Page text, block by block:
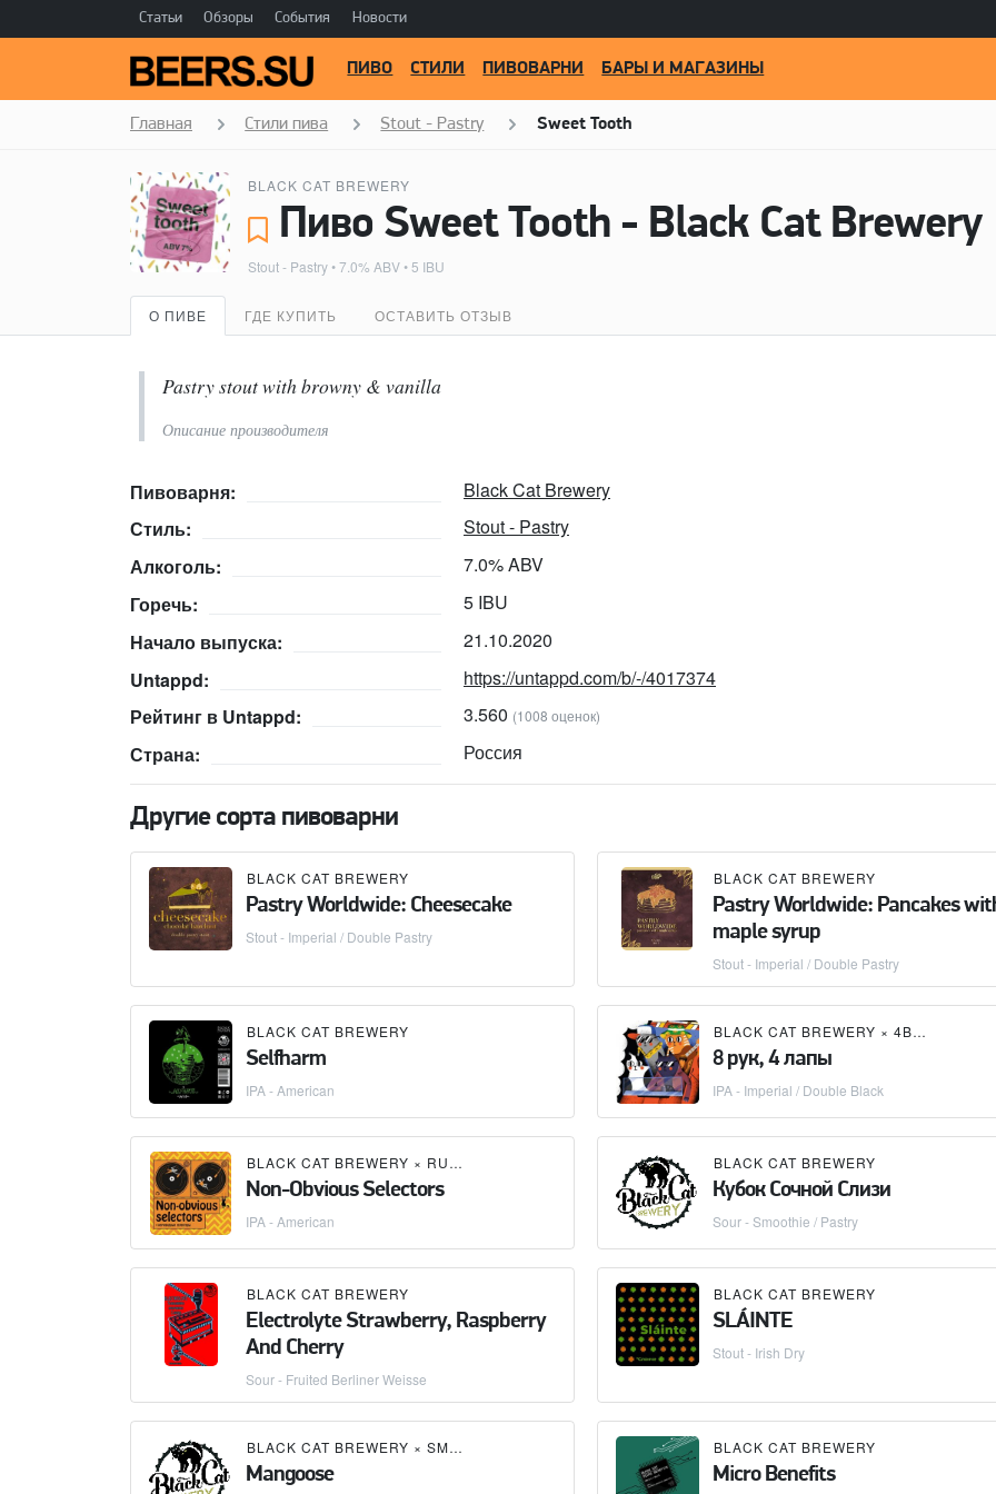
Статьи Обзоры События Новости
ПИВО СТИЛИ ПИВОВАРНИ БАРЫ И МАГАЗИНЫ
Главная Стили пива Stout - Pastry Sweet Tooth
BLACK CAT BREWERY
Пиво Sweet Tooth - Black Cat Brewery
Stout - Pastry• 7.0% ABV • 5 IBU
О ПИВЕ ГДЕ КУПИТЬ ОСТАВИТЬ ОТЗЫВ
Pastry stout with browny & vanilla
Описание производителя
Пивоварня:
Black Cat Brewery
Стиль:
Stout - Pastry
Алкоголь:
7.0% ABV
Горечь:
5 IBU
Начало выпуска:
21.10.2020
Untappd:
https://untappd.com/b/-/4017374
Рейтинг в Untappd:
3.560 (1008 оценок)
Страна: Россия
Другие сорта пивоварни
BLACK CAT BREWERY
Pastry Worldwide: Cheesecake
Stout - Imperial / Double Pastry
BLACK CAT BREWERY
Pastry Worldwide: Pancakes
maple syrup
Stout - Imperial / Double Pastry
BLACK CAT BREWERY
Selfharm
IPA - American
BLACK CAT BREWERY × 4BREWERS / 4 ПИВОВАРА
8 рук, 4 лапы
IPA - Imperial / Double Black
BLACK CAT BREWERY × RUSTY PUB
Non-Obvious Selectors
IPA - American
BLACK CAT BREWERY
Кубок Сочной Слизи
Sour - Smoothie / Pastry
BLACK CAT BREWERY
Electrolyte Strawberry, Raspberry
And Cherry
Sour - Fruited Berliner Weisse
BLACK CAT BREWERY
SLÁINTE
Stout - Irish Dry
BLACK CAT BREWERY × SMARTBREW
Mangoose
BLACK CAT BREWERY
Micro Benefits